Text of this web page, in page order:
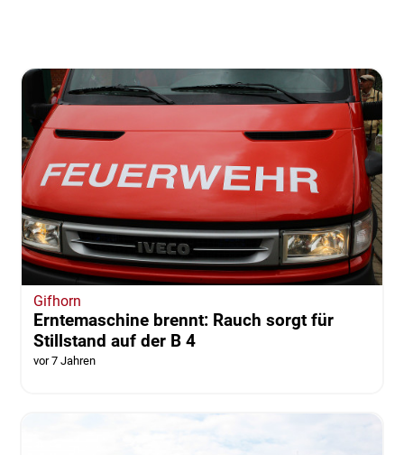
Gifhorn
Erntemaschine brennt: Rauch sorgt für
Stillstand auf der B 4
vor 7 Jahren